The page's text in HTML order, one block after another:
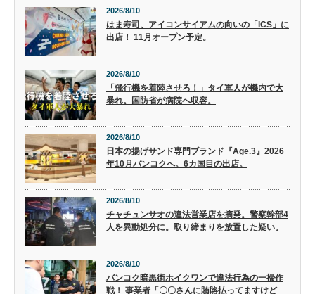
2026/8/10
はま寿司、アイコンサイアムの向いの「ICS」に
出店！ 11月オープン予定。
2026/8/10
「飛行機を着陸させろ！」タイ軍人が機内で大
暴れ。国防省が病院へ収容。
2026/8/10
日本の揚げサンド専門ブランド『Age.3』2026
年10月バンコクへ。6カ国目の出店。
2026/8/10
チャチュンサオの違法営業店を摘発。警察幹部4
人を異動処分に。取り締まりを放置した疑い。
2026/8/10
バンコク暗黒街ホイクワンで違法行為の一掃作
戦！ 事業者「〇〇さんに賄賂払ってますけど